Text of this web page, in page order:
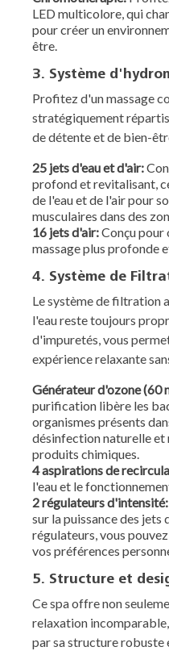
LED multicolore, qui
pour créer un
être.
3. Système
Profitez d'un massage
stratégiquement
de détente et de bien-
25 jets d'eau et d'air:
profond et revitalisant,
de l'eau et de l'air pour
musculaires dans des
16 jets d'air:Conçu pour
massage plus profonde
4. Système de
Le système de filtration
l'eau reste toujours
d'impuretés, vous
expérience relaxante
Générateur d'ozone (60
purification libère les
organismes présents
désinfection naturelle et
produits chimiques.
4 aspirations de
l'eau et le
2 régulateurs d'intensité:
sur la puissance des jets
régulateurs, vous
vos préférences
5. Structure et
Ce spa offre non
relaxation
par sa structure robuste